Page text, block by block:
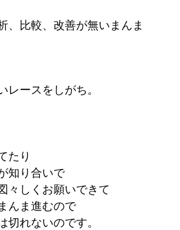
、比較、改善が無いまんま
レースをしがち。
たり
知り合いで
々しくお願いできて
んま進むので
切れないのです。